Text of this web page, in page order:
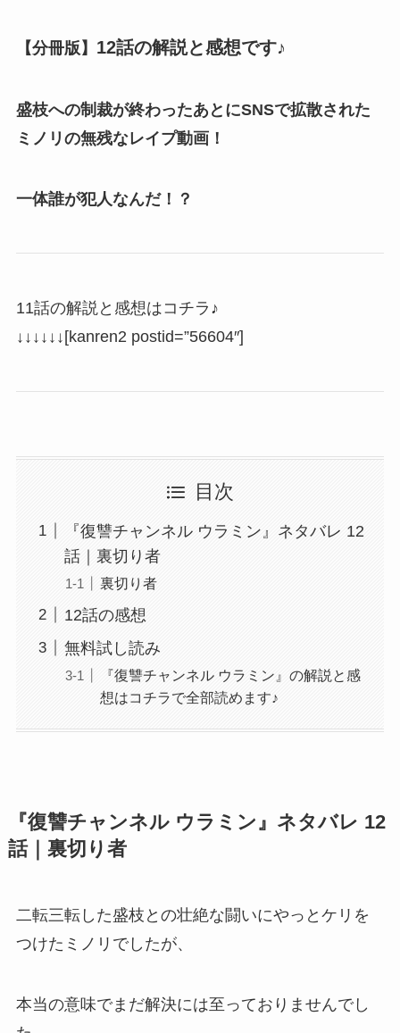
【分冊版】 12話の解説と感想です♪
盛枝への制裁が終わったあとにSNSで拡散された
ミノリの無残なレイプ動画！
一体誰が犯人なんだ！？
11話の解説と感想はコチラ♪
↓↓↓↓↓↓[kanren2 postid=”56604″]
目次
『復讐チャンネル ウラミン』ネタバレ 12
話｜裏切り者
裏切り者
12話の感想
無料試し読み
『復讐チャンネル ウラミン』の解説と感
想はコチラで全部読めます♪
『復讐チャンネル ウラミン』ネタバレ 12
話｜裏切り者
二転三転した盛枝との壮絶な闘いにやっとケリを
つけたミノリでしたが、
本当の意味でまだ解決には至っておりませんでし